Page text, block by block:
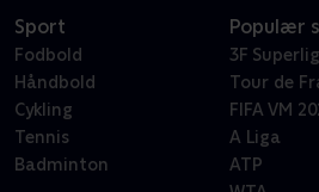
Sport
Fodbold
Håndbold
Cykling
Tennis
Badminton
Populær
3F
Tour de
FIFA VM
A Liga
ATP